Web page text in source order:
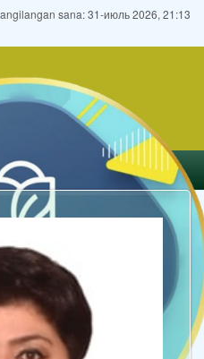
sana: 31-июль 2026, 21:13